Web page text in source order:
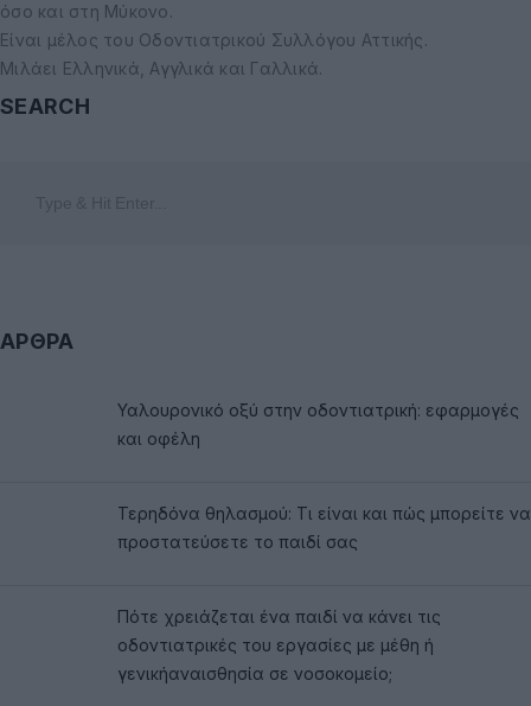
όσο και στη Μύκονο.
Είναι μέλος του Οδοντιατρικού Συλλόγου Αττικής.
Μιλάει Ελληνικά, Αγγλικά και Γαλλικά.
SEARCH
ΑΡΘΡΑ
Υαλουρονικό οξύ στην οδοντιατρική: εφαρμογές
και οφέλη
Τερηδόνα θηλασμού: Τι είναι και πώς μπορείτε να
προστατεύσετε το παιδί σας
Πότε χρειάζεται ένα παιδί να κάνει τις
οδοντιατρικές του εργασίες με μέθη ή
γενικήαναισθησία σε νοσοκομείο;